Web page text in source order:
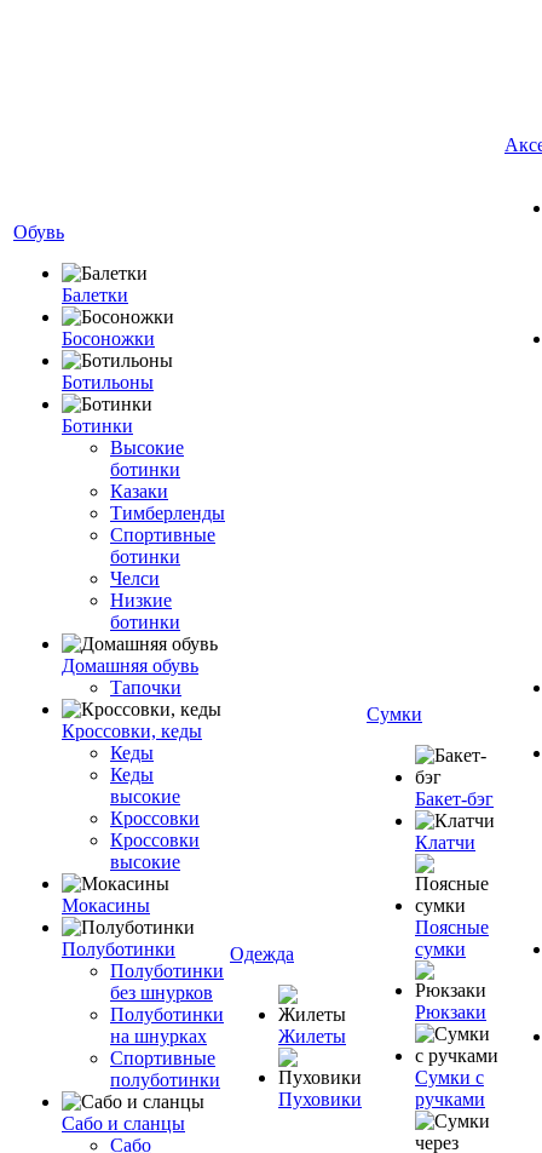
Обувь
Балетки
Босоножки
Ботильоны
Ботинки
Высокие
ботинки
Казаки
Тимберленды
Спортивные
ботинки
Челси
Низкие
ботинки
Домашняя обувь
Тапочки
Кроссовки, кеды
Кеды
Кеды
высокие
Кроссовки
Кроссовки
высокие
Мокасины
Полуботинки
Полуботинки
без шнурков
Полуботинки
на шнурках
Спортивные
полуботинки
Сабо и сланцы
Сабо
Одежда
Жилеты
Пуховики
Сумки
Бакет-бэг
Клатчи
Поясные
сумки
Рюкзаки
Сумки с
ручками